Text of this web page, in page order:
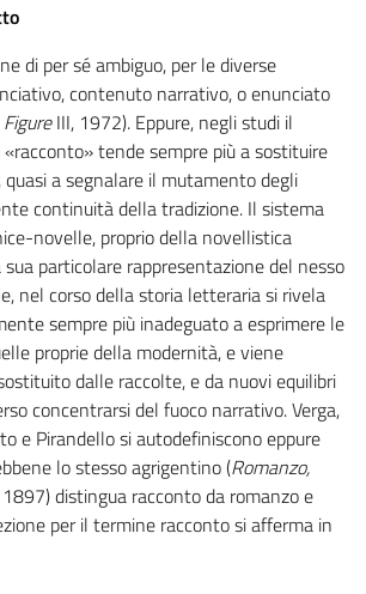
di per sé ambiguo, per le diverse
contenuto narrativo, o enunciato
FigureIII, 1972). Eppure, negli studi il
tende sempre più a sostituire
a segnalare il mutamento degli
continuità della tradizione. Il sistema
novelle, proprio della novellistica
sua particolare rappresentazione del nesso
nel corso della storia letteraria si rivela
sempre più inadeguato a esprimere le
proprie della modernità, e viene
dalle raccolte, e da nuovi equilibri
concentrarsi del fuoco narrativo. Verga,
e Pirandello si autodefiniscono eppure
lo stesso agrigentino (Romanzo,
distingua racconto da romanzo e
per il termine racconto si afferma in